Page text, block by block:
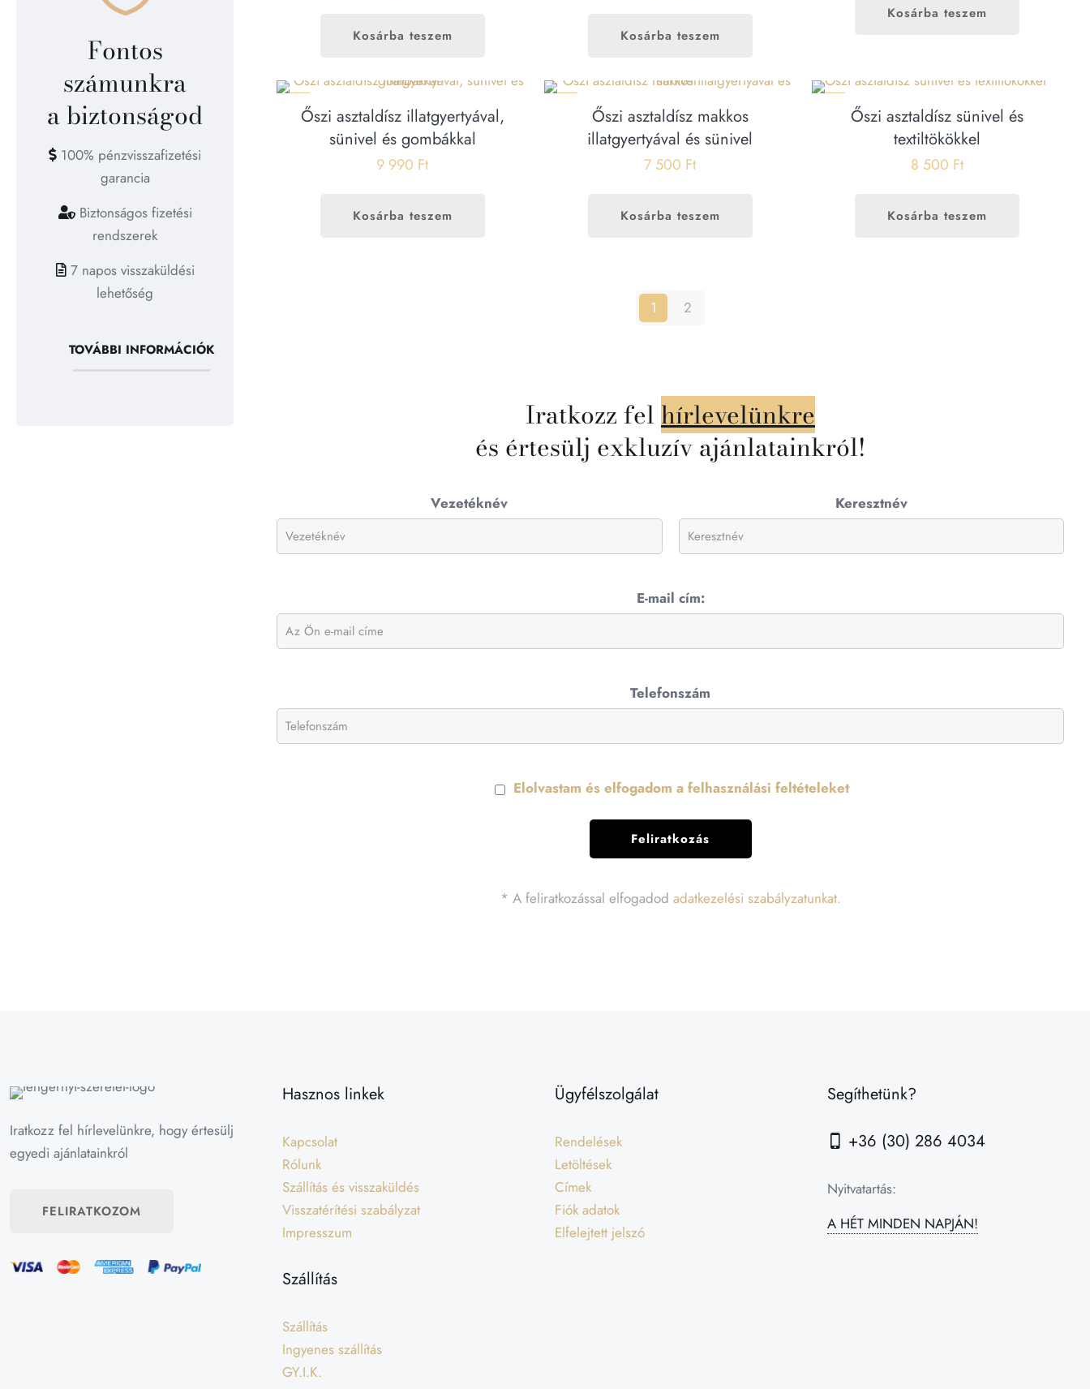
Kosárba teszem Kosárba teszem
Kosárba teszem
Őszi asztaldísz illatgyertyával,
sünivel és gombákkal
9 990 Ft
Kosárba teszem
Őszi asztaldísz makkos
illatgyertyával és sünivel
7 500 Ft
Kosárba teszem
Őszi asztaldísz sünivel és
textiltökökkel
8 500 Ft
Kosárba teszem
1 2
Iratkozz felhírlevelünkre
és értesülj exkluzív ajánlatainkról!
Vezetéknév Keresztnév
E-mail cím:
Telefonszám
Elolvastam és elfogadom a felhasználási feltételeket
* A feliratkozással elfogadod adatkezelési szabályzatunkat.
Fontos
számunkra
a biztonságod
100% pénzvisszafizetési
garancia
Biztonságos fizetési
rendszerek
7 napos visszaküldési
lehetőség
TOVÁBBI INFORMÁCIÓK
Iratkozz fel hírlevelünkre, hogy értesülj
egyedi ajánlatainkról
FELIRATKOZOM
Hasznos linkek
Kapcsolat
Rólunk
Szállítás és visszaküldés
Visszatérítési szabályzat
Impresszum
Szállítás
Szállítás
Ingyenes szállítás
GY.I.K.
Ügyfélszolgálat
Rendelések
Letöltések
Címek
Fiók adatok
Elfelejtett jelszó
Segíthetünk?
+36 (30) 286 4034
Nyitvatartás:
A HÉT MINDEN NAPJÁN!